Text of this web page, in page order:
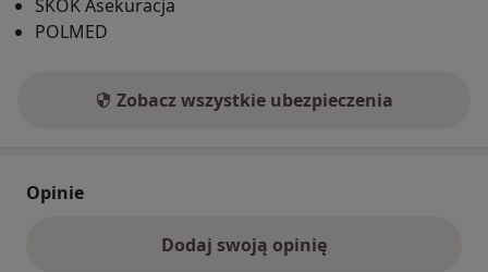
SKOK Asekuracja
POLMED
Zobacz wszystkie ubezpieczenia
Opinie
Dodaj swoją opinię